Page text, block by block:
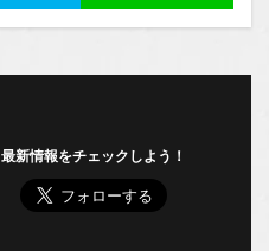
最新情報をチェックしよう！